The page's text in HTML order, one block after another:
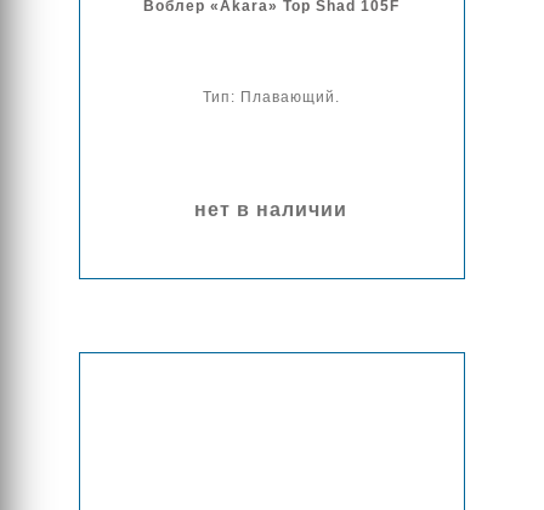
Воблер «Akara» Top Shad 105F
Тип: Плавающий.
нет в наличии